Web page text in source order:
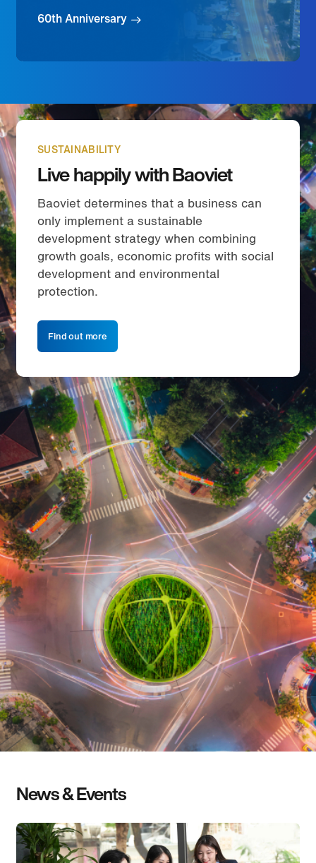
60th Anniversary
SUSTAINABILITY
Live happily with Baoviet
Baoviet determines that a business can
only implement a sustainable
development strategy when combining
growth goals, economic profits with social
development and environmental
protection.
Find out more
News & Events